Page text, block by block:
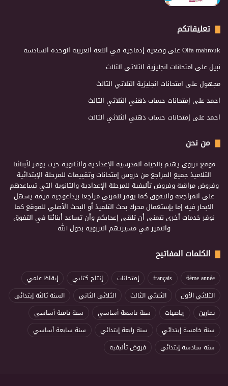
تعليقاتكم
Olfa mahroukعلى وضعية إدماجية في اللغة العربية الوحدة السادسة
نبيلعلى امتحانات انجليزية الثلاثي الثالث
مجهولعلى امتحانات انجليزية الثلاثي الثالث
احمدعلى إمتحانات حساب ذهني الثلاثي الثالث
احمدعلى إمتحانات حساب ذهني الثلاثي الثالث
من نحن
موقع تربوي يهتم بالحياة المدرسية الإعدادية والثانوية حيث يوفر لأبنائنا
التلاميذ جميع المراجع من دروس إمتحانات وتقييمات للمرحلة الإبتدائية
وفروض مراقبة وفروض تأليفية للمرحلة الإعدادية والثانوية التي تساعدهم
على المراجعة والتفوق كما يوفر للمربي مراجعا بيداغوجية قيمة يسهل
الابحار فيه إما بإستعمال محرك بحث التلميذ أو البحث الأصلي للموقع كما
نوفر خدمات أخرى نتمنى أن تلقى إعجابكم وأن تساعد أبنائنا في التفوق
والتميز في مسيرتهم التربوية بحول الله
الكلمات المفاتيح
6ème année
français إمتحانات إنتاج كتابي
إيقاظ علمي
الثلاثي الأول
الثلاثي الثالث الثلاثي الثاني
السنة ثالثة إبتدائي
تمارين
رياضيات سنة تاسعة أساسي
سنة ثامنة أساسي
سنة خامسة إبتدائي
سنة رابعة إبتدائي
سنة سابعة أساسي
سنة سادسة إبتدائي
فروض تأليفية